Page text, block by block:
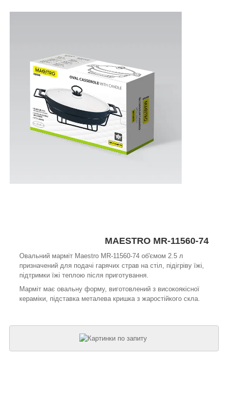
MAESTRO MR-11560-74
Овальний марміт Maestro MR-11560-74 об'ємом 2.5 л
призначений для подачі гарячих страв на стіл, підігріву їжі,
підтримки їжі теплою після приготування.
Марміт має овальну форму, виготовлений з високоякісної
кераміки, підставка металева кришка з жаростійкого скла.